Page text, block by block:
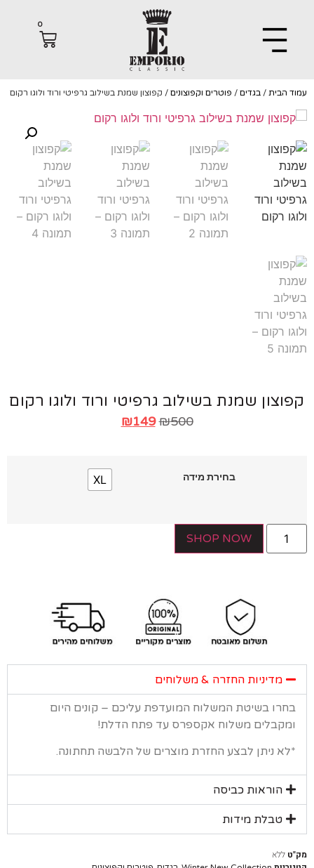
הבית/בגדים/פוטרים וקפוצונים/ קפוצון שמנת בשילוב גרפיטי ורוד ולוגו רקום
שמנת בשילוב גרפיטי ורוד ולוגו רקום
₪
₪149
בחירת מידה
SHOP NOW
מדיניות החזרה & משלוחים
בשיטת המשלוח המועדפת עליכם – קונים היום
משלוח אקספרס עד פתח הדלת!
ניתן לבצע החזרת מוצרים של הלבשה תחתונה.
הוראות כביסה
טבלת מידות
ללא